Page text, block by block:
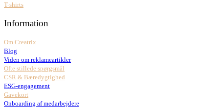
T-shirts
Information
Om Creatrix
Blog
Viden om reklameartikler
Ofte stillede spørgsmål
CSR & Bæredygtighed
ESG-engagement
Gavekort
Onboarding af medarbejdere